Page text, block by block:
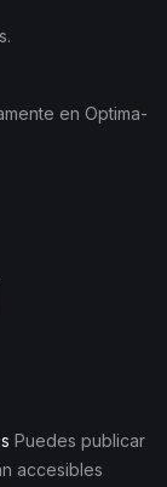
en Optima-
Puedes publicar
accesibles